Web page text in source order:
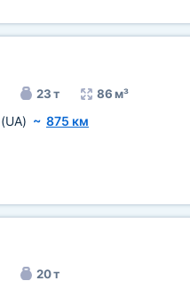
23 т 86 м³
(UA) ~ 875 км
20 т